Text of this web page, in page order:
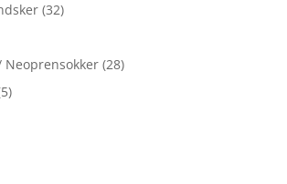
(32)
Neoprensokker (28)